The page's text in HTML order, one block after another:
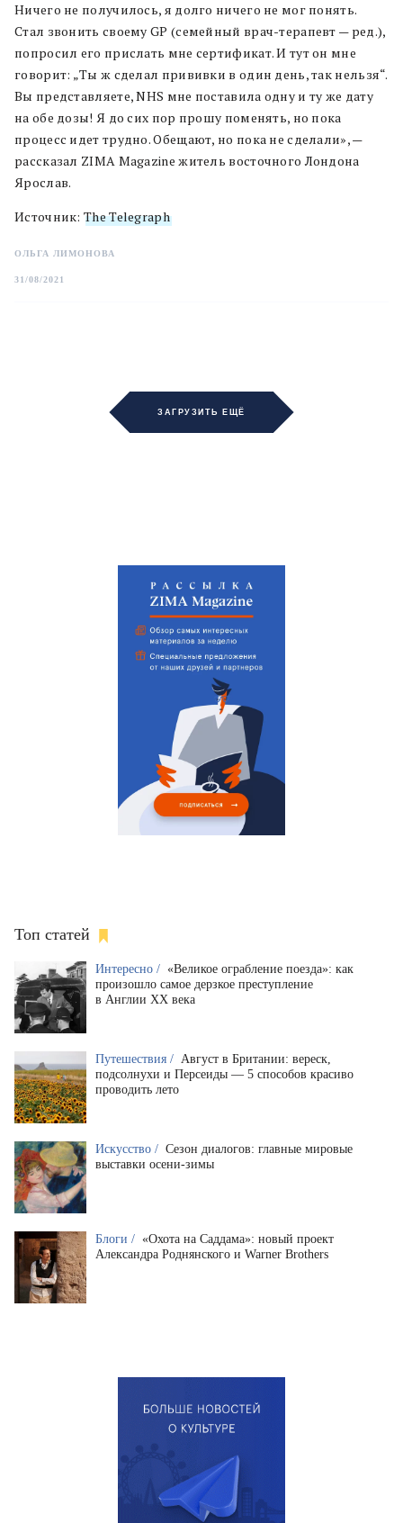
Ничего не получилось, я долго ничего не мог понять.
Стал звонить своему GP (семейный врач-терапевт — ред.),
попросил его прислать мне сертификат. И тут он мне
говорит: „Ты ж сделал прививки в один день, так нельзя“.
Вы представляете, NHS мне поставила одну и ту же дату
на обе дозы! Я до сих пор прошу поменять, но пока
процесс идет трудно. Обещают, но пока не сделали», —
рассказал ZIMA Magazine житель восточного Лондона
Ярослав.
Источник: The Telegraph
ОЛЬГА ЛИМОНОВА
31/08/2021
ЗАГРУЗИТЬ ЕЩЁ
Топ статей
Интересно / «Великое ограбление поезда»: как
произошло самое дерзкое преступление
в Англии XX века
Путешествия / Август в Британии: вереск,
подсолнухи и Персеиды — 5 способов красиво
проводить лето
Искусство / Сезон диалогов: главные мировые
выставки осени-зимы
Блоги / «Охота на Саддама»: новый проект
Александра Роднянского и Warner Brothers